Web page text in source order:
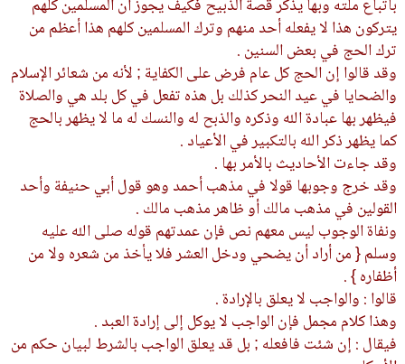
باتباع ملته وبها يذكر قصة الذبيح فكيف يجوز أن المسلمين كلهم
يتركون هذا لا يفعله أحد منهم وترك المسلمين كلهم هذا أعظم من
ترك الحج في بعض السنين .
وقد قالوا إن الحج كل عام فرض على الكفاية ; لأنه من شعائر الإسلام
والضحايا في عيد النحر كذلك بل هذه تفعل في كل بلد هي والصلاة
فيظهر بها عبادة الله وذكره والذبح له والنسك له ما لا يظهر بالحج
كما يظهر ذكر الله بالتكبير في الأعياد .
وقد جاءت الأحاديث بالأمر بها .
وقد خرج وجوبها قولا في مذهب أحمد وهو قول أبي حنيفة وأحد
القولين في مذهب مالك أو ظاهر مذهب مالك .
ونفاة الوجوب ليس معهم نص فإن عمدتهم قوله صلى الله عليه
وسلم { من أراد أن يضحي ودخل العشر فلا يأخذ من شعره ولا من
أظفاره } .
قالوا : والواجب لا يعلق بالإرادة .
وهذا كلام مجمل فإن الواجب لا يوكل إلى إرادة العبد .
فيقال : إن شئت فافعله ; بل قد يعلق الواجب بالشرط لبيان حكم من